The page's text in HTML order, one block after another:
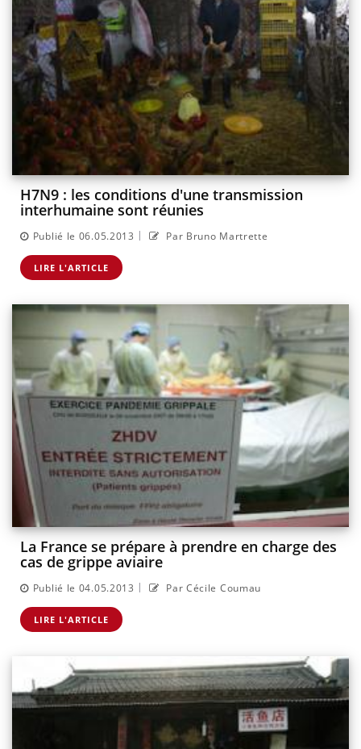
H7N9 : les conditions d'une transmission
interhumaine sont réunies
Publié le 06.05.2013 | Par Bruno Martrette
LIRE L'ARTICLE
La France se prépare à prendre en charge des
cas de grippe aviaire
Publié le 04.05.2013 | Par Cécile Coumau
LIRE L'ARTICLE